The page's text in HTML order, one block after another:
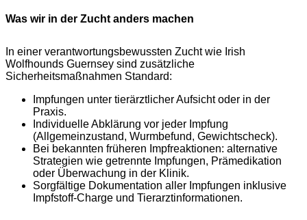
Was wir in der Zucht anders machen
In einer verantwortungsbewussten Zucht wie Irish
Wolfhounds Guernsey sind zusätzliche
Sicherheitsmaßnahmen Standard:
Impfungen unter tierärztlicher Aufsicht oder in der
Praxis.
Individuelle Abklärung vor jeder Impfung
(Allgemeinzustand, Wurmbefund, Gewichtscheck).
Bei bekannten früheren Impfreaktionen: alternative
Strategien wie getrennte Impfungen, Prämedikation
oder Überwachung in der Klinik.
Sorgfältige Dokumentation aller Impfungen inklusive
Impfstoff-Charge und Tierarztinformationen.